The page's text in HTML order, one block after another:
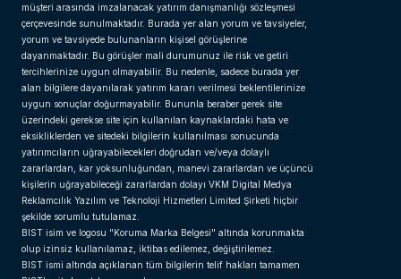
müşteri arasında imzalanacak yatırım danışmanlığı sözleşmesi
çerçevesinde sunulmaktadır. Burada yer alan yorum ve tavsiyeler,
yorum ve tavsiyede bulunanların kişisel görüşlerine
dayanmaktadır. Bu görüşler mali durumunuz ile risk ve getiri
tercihlerinize uygun olmayabilir. Bu nedenle, sadece burada yer
alan bilgilere dayanılarak yatırım kararı verilmesi beklentilerinize
uygun sonuçlar doğurmayabilir. Bununla beraber gerek site
üzerindeki gerekse site için kullanılan kaynaklardaki hata ve
eksikliklerden ve sitedeki bilgilerin kullanılması sonucunda
yatırımcıların uğrayabilecekleri doğrudan ve/veya dolaylı
zararlardan, kar yoksunluğundan, manevi zararlardan ve üçüncü
kişilerin uğrayabileceği zararlardan dolayı VKM Digital Medya
Reklamcılık Yazılım ve Teknoloji Hizmetleri Limited Şirketi hiçbir
şekilde sorumlu tutulamaz.
BIST isim ve logosu "Koruma Marka Belgesi" altında korunmakta
olup izinsiz kullanılamaz, iktibas edilemez, değiştirilemez.
BIST ismi altında açıklanan tüm bilgilerin telif hakları tamamen